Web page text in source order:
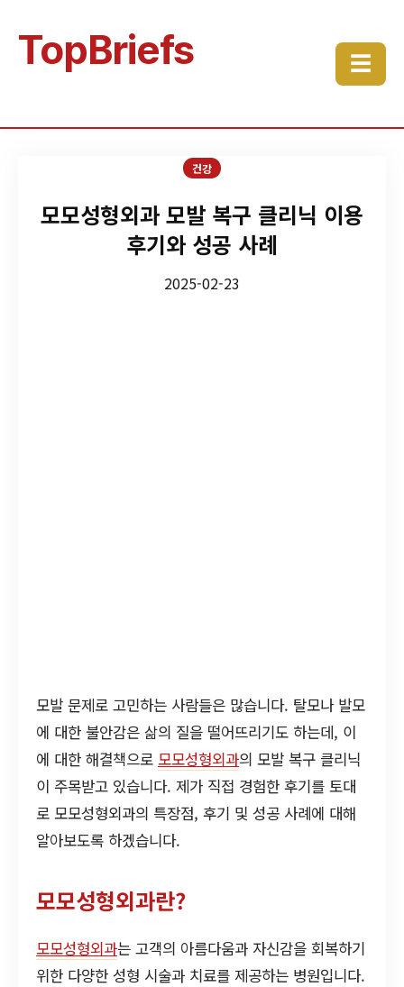
TopBriefs ☰
건강
모모성형외과 모발 복구 클리닉 이용
후기와 성공 사례
2025-02-23
모발 문제로 고민하는 사람들은 많습니다. 탈모나 발모
에 대한 불안감은 삶의 질을 떨어뜨리기도 하는데, 이
에 대한 해결책으로 모모성형외과의 모발 복구 클리닉
이 주목받고 있습니다. 제가 직접 경험한 후기를 토대
로 모모성형외과의 특장점, 후기 및 성공 사례에 대해
알아보도록 하겠습니다.
모모성형외과란?
모모성형외과는 고객의 아름다움과 자신감을 회복하기
위한 다양한 성형 시술과 치료를 제공하는 병원입니다.